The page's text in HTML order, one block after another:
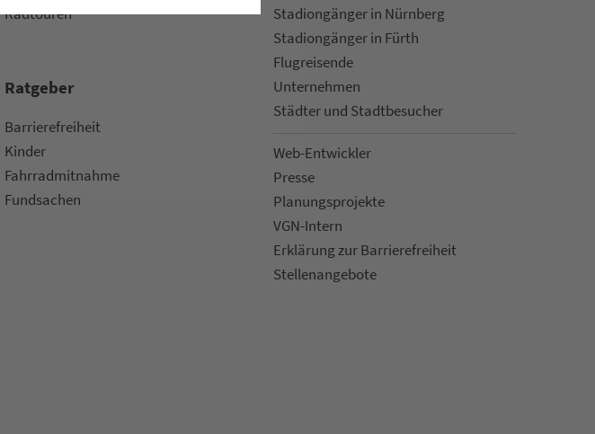
Radtouren
Rat­ge­ber
Bar­ri­e­re­frei­heit
Kinder
Fahr­rad­mit­nah­me
Fund­sachen
Sta­di­on­gän­ger in Nürn­berg
Sta­di­on­gän­ger in Fürth
Flug­rei­sen­de
Un­ter­neh­men
Städter und Stadt­be­su­cher
Web-Entwickler
Presse
Pla­nungs­pro­jekte
VGN-Intern
Erklärung zur Bar­ri­e­re­frei­heit
Stellenan­ge­bote